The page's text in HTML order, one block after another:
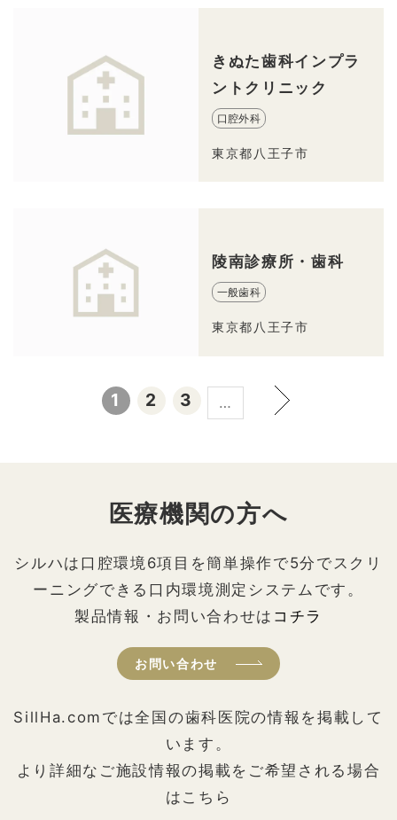
きぬた歯科インプラ
ントクリニック
口腔外科
東京都八王子市
陵南診療所・歯科
一般歯科
東京都八王子市
1 2 3 …
医療機関の方へ
シルハは口腔環境6項目を簡単操作で5分でスクリ
ーニングできる口内環境測定システムです。
製品情報・お問い合わせは コチラ
お問い合わせ
SillHa.comでは全国の歯科医院の情報を掲載して
います。
より詳細なご施設情報の掲載をご希望される場合
はこちら